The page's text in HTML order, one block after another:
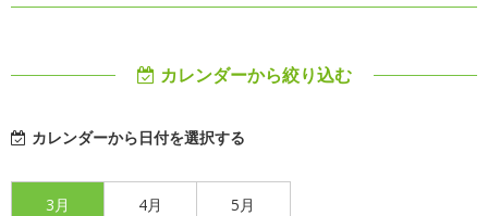
カレンダーから絞り込む
カレンダーから日付を選択する
3月 4月 5月